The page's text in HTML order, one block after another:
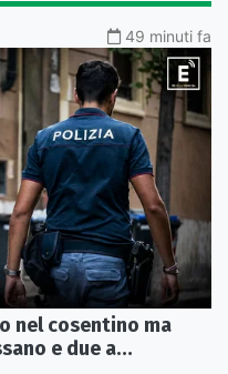
49 minuti fa
nel cosentino ma
e due a